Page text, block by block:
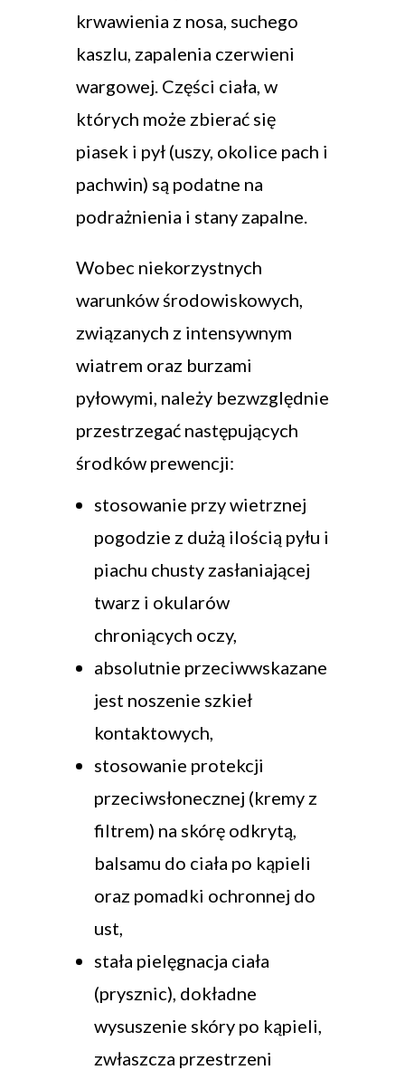
krwawienia z nosa, suchego
kaszlu, zapalenia czerwieni
wargowej. Części ciała, w
których może zbierać się
piasek i pył (uszy, okolice pach i
pachwin) są podatne na
podrażnienia i stany zapalne.
Wobec niekorzystnych
warunków środowiskowych,
związanych z intensywnym
wiatrem oraz burzami
pyłowymi, należy bezwzględnie
przestrzegać następujących
środków prewencji:
stosowanie przy wietrznej
pogodzie z dużą ilością pyłu i
piachu chusty zasłaniającej
twarz i okularów
chroniących oczy,
absolutnie przeciwwskazane
jest noszenie szkieł
kontaktowych,
stosowanie protekcji
przeciwsłonecznej (kremy z
filtrem) na skórę odkrytą,
balsamu do ciała po kąpieli
oraz pomadki ochronnej do
ust,
stała pielęgnacja ciała
(prysznic), dokładne
wysuszenie skóry po kąpieli,
zwłaszcza przestrzeni